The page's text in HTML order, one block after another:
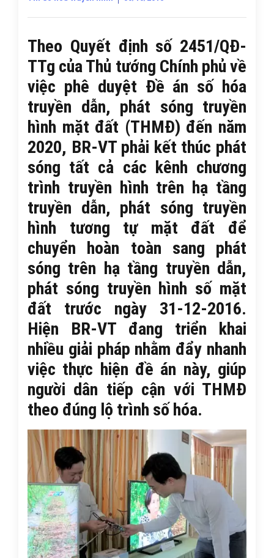
Theo Quyết định số 2451/QĐ-
TTg của Thủ tướng Chính phủ về
việc phê duyệt Đề án số hóa
truyền dẫn, phát sóng truyền
hình mặt đất (THMĐ) đến năm
2020, BR-VT phải kết thúc phát
sóng tất cả các kênh chương
trình truyền hình trên hạ tầng
truyền dẫn, phát sóng truyền
hình tương tự mặt đất để
chuyển hoàn toàn sang phát
sóng trên hạ tầng truyền dẫn,
phát sóng truyền hình số mặt
đất trước ngày 31-12-2016.
Hiện BR-VT đang triển khai
nhiều giải pháp nhằm đẩy nhanh
việc thực hiện đề án này, giúp
người dân tiếp cận với THMĐ
theo đúng lộ trình số hóa.